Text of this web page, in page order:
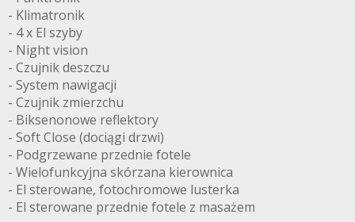
- Klimatronik
- 4 x El szyby
- Night vision
- Czujnik deszczu
- System nawigacji
- Czujnik zmierzchu
- Biksenonowe reflektory
- Soft Close (dociągi drzwi)
- Podgrzewane przednie fotele
- Wielofunkcyjna skórzana kierownica
- El sterowane, fotochromowe lusterka
- El sterowane przednie fotele z masażem